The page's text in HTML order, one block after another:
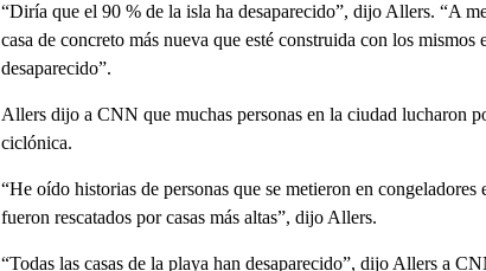
“Diría que el 90 % de la isla ha desaparecido”, dijo Allers. “A
casa de concreto más nueva que esté construida con los mismos
desaparecido”.
Allers dijo a CNN que muchas personas en la ciudad lucharon
ciclónica.
“He oído historias de personas que se metieron en
fueron rescatados por casas más altas”, dijo Allers.
“Todas las casas de la playa han desaparecido”, dijo Allers a